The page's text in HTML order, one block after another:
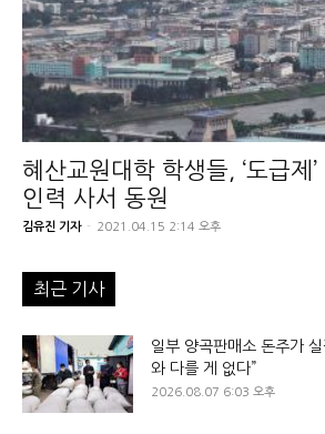
혜산교원대학 학생들, ‘도급제’
인력 사서 동원
김유진 기자 - 2021.04.15 2:14 오후
최근 기사
일부 양곡판매소 돈주가
와 다를 게 없다”
2026.08.07 6:03 오후